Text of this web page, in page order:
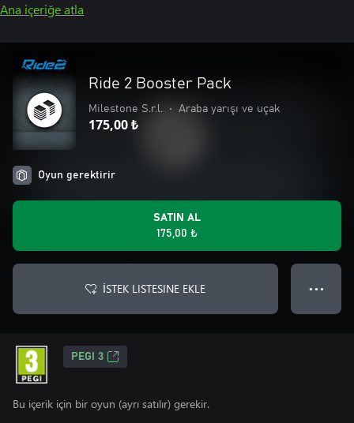
Ana içeriğe atla
Ride 2 Booster Pack
Milestone S.r.l. • Araba yarışı ve uçak
175,00 ₺
Oyun gerektirir
SATIN AL
175,00 ₺
İSTEK LISTESINE EKLE ● ● ●
PEGI 3
Bu içerik için bir oyun (ayrı satılır) gerekir.